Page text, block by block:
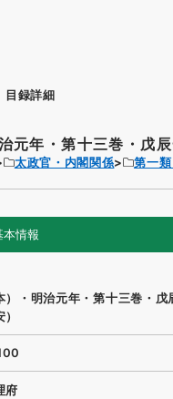
目録詳細
元年・第十三巻・戊
太政官・内閣関係 第一
本情報
）・明治元年・第十三巻・
府